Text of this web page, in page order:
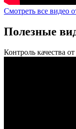
Смотреть все видео
Полезные
Контроль качества